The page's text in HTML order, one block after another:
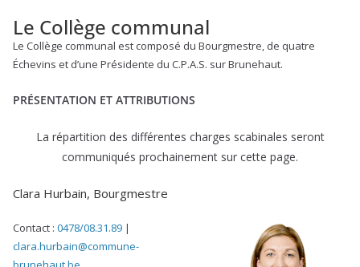
Le Collège communal
Le Collège communal est composé du Bourgmestre, de quatre
Échevins et d’une Présidente du C.P.A.S. sur Brunehaut.
PRÉSENTATION ET ATTRIBUTIONS
La répartition des différentes charges scabinales seront
communiqués prochainement sur cette page.
Clara Hurbain, Bourgmestre
Contact : 0478/08.31.89 |
clara.hurbain@commune-